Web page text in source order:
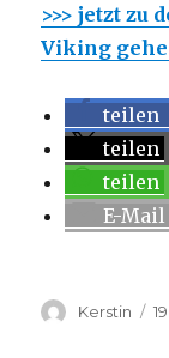
>>> jetzt zu
Viking
teilen
teilen
teilen
E-Mail
Autor
Kerstin